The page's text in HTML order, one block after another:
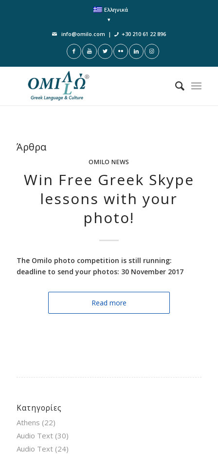
Ελληνικά
info@omilo.com | +30 210 61 22 896
Άρθρα
OMILO NEWS
Win Free Greek Skype
lessons with your
photo!
The Omilo photo competition is still running:
deadline to send your photos: 30 November 2017
Read more
Κατηγορίες
Athens (22)
Audio Text(30)
Audio Text(24)